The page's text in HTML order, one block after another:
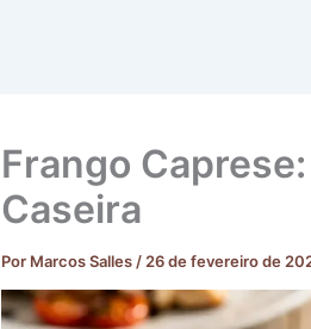
Frango
Caseira
Por Marcos Salles / 26 de fevereiro de